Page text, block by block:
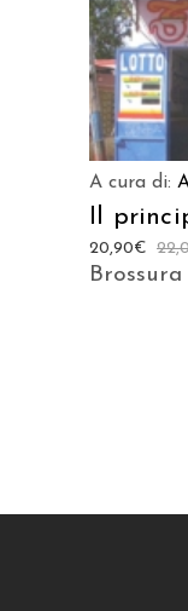
A cura di:
Il
20,90€
Brossura